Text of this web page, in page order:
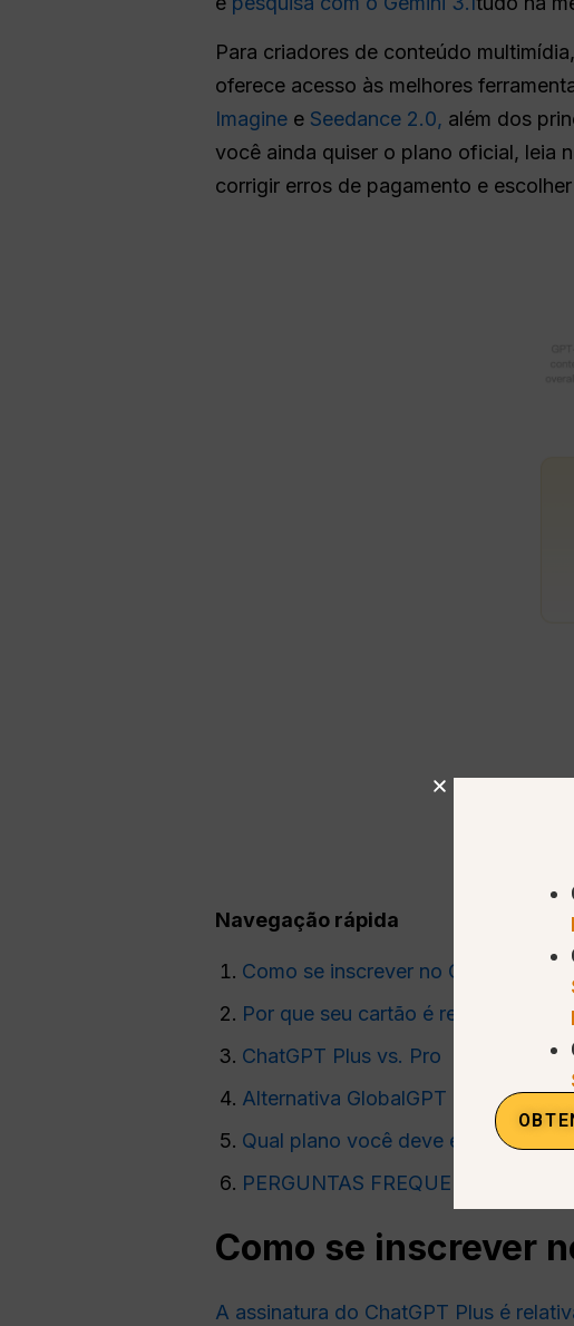
Para criadores de conteúdo
oferece acesso às melhores
Imagine e Seedance 2.0, além dos
você ainda quiser o plano oficial, leia
corrigir erros de pagamento e
Navegação rápida
Como se inscrever no ChatGPT Plus
Por que seu cartão é recusado
ChatGPT Plus vs. Pro
Alternativa GlobalGPT
Qual plano você deve escolher?
PERGUNTAS FREQUENTES
Como se inscrever
A assinatura do ChatGPT Plus é